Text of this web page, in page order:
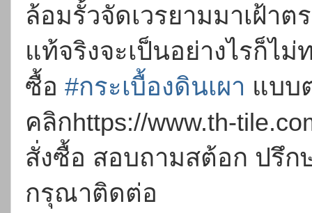
ล้อมรั้วจัดเวรยามมาเฝ้า
แท้จริงจะเป็นอย่างไรก็ไม่
ซื้อ #กระเบื้องดินเผา แบบ
คลิกhttps://www.th-
สั่งซื้อ สอบถามสต้อก ปรึก
กรุณาติดต่อ